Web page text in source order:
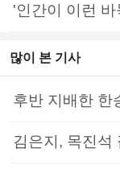
'인간이 이런
많이 본 기사
후반 지배한 한
김은지, 목진석